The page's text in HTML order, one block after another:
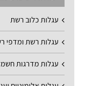
עגלות כלוב רשת
עגלות רשת ומדפי
עגלות מדרגות